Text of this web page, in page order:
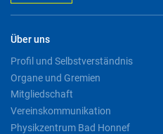
Über uns
Profil und Selbstverständnis
Organe und Gremien
Mitgliedschaft
Vereinskommunikation
Physikzentrum Bad Honnef